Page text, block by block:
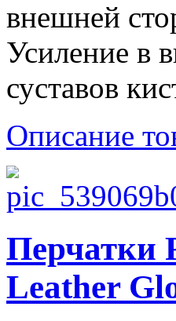
внешней
Усиление в
суставов
Описание
Перчатки
Leather